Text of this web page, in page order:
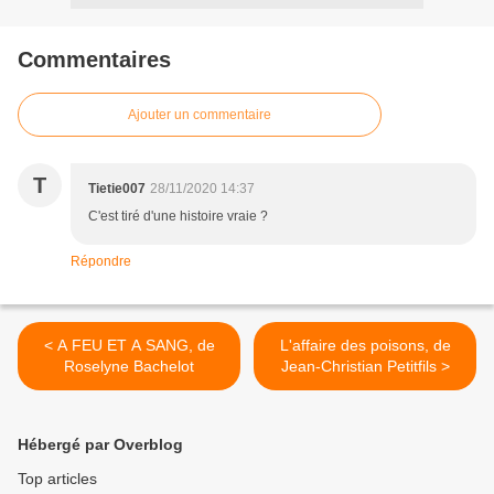
Commentaires
Ajouter un commentaire
T Tietie007 28/11/2020 14:37
C'est tiré d'une histoire vraie ?
Répondre
< A FEU ET A SANG, de
Roselyne Bachelot
L'affaire des poisons, de
Jean-Christian Petitfils >
Hébergé par Overblog
Top articles